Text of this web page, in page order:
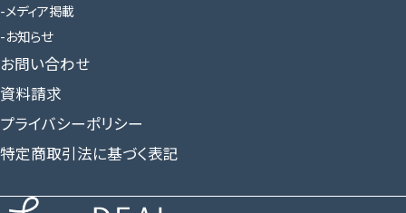
メディア掲載
お知らせ
お問い合わせ
資料請求
プライバシーポリシー
特定商取引法に基づく表記